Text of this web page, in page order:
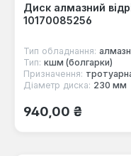
Диск алмазний
10170085256
Тип обладнання:
Тип: кшм (болгарки)
Призначення: тротуарна
Діаметр диска: 230 мм
Звичайна ціна:
940,00 ₴